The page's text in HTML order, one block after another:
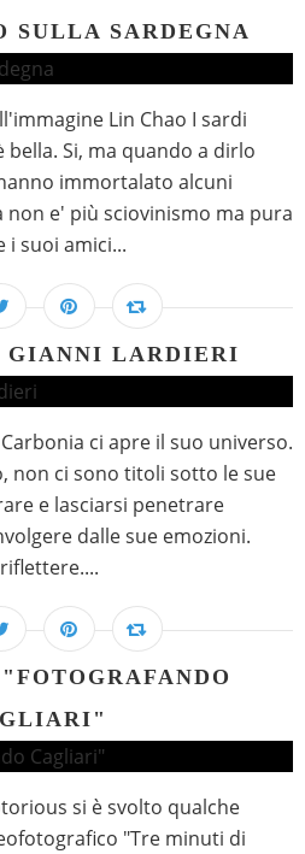
SULLA SARDEGNA
Lin Chao I sardi
bella. Si, ma quando a dirlo
immortalato alcuni
non e' più sciovinismo ma pura
i suoi amici...
GIANNI LARDIERI
ci apre il suo universo.
non ci sono titoli sotto le sue
e lasciarsi penetrare
dalle sue emozioni.
si è svolto qualche
"Tre minuti di